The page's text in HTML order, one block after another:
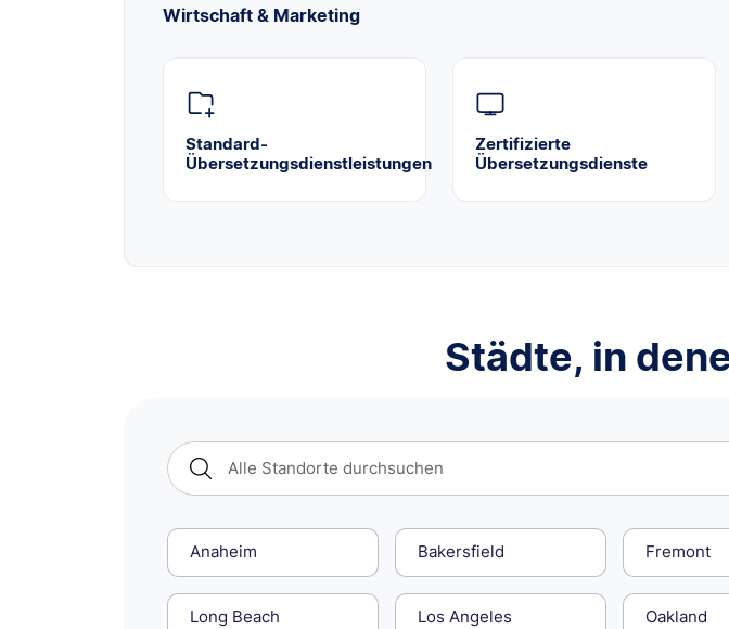
Wirtschaft & Marketing
Standard-
Übersetzungsdienstleistungen
Zertifizierte
Übersetzungsdienste
Städte, in
Anaheim Bakersfield Fremont
Long Beach Los Angeles Oakland